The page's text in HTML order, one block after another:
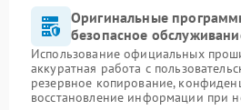
Оригинальные
безопасное
Использование официальных
аккуратная работа с
резервное копирование,
восстановление информации при